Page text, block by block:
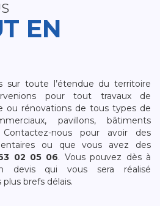
EN
sur toute l’étendue du territoire
pour tout travaux de
ou rénovations de tous types de
pavillons, bâtiments
nous pour avoir des
ou que vous avez des
02 05 06. Vous pouvez dès à
devis qui vous sera réalisé
brefs délais.